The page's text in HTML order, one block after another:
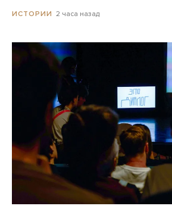
ИСТОРИИ 2 часа назад